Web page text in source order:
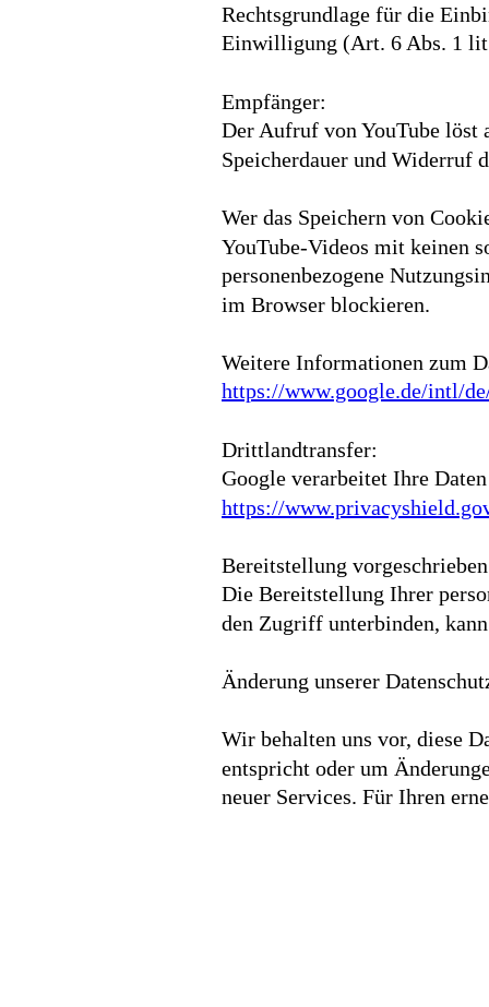
Rechtsgrundlage für die
Einwilligung (Art. 6 Abs. 1
Empfänger:
Der Aufruf von YouTube löst
Speicherdauer und Widerruf
Wer das Speichern von
YouTube-Videos mit keinen
personenbezogene
im Browser blockieren.
Weitere Informationen zum
https://www.google.de/intl/
Drittlandtransfer:
Google verarbeitet Ihre
https://
Bereitstellung
Die Bereitstellung Ihrer
den Zugriff unterbinden,
Änderung unserer
Wir behalten uns vor, diese
entspricht oder um
neuer Services. Für Ihren